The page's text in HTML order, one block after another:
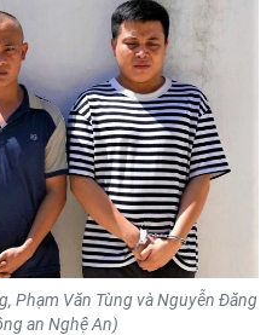
Bắc
Phạm Văn Tùng và Nguyễn Đăng
an Nghệ An)